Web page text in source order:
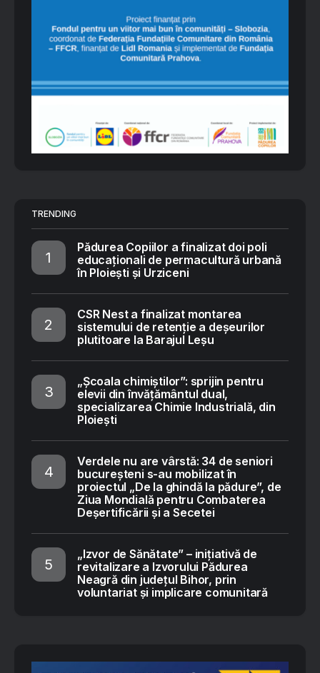
TRENDING
Pădurea Copiilor a finalizat doi poli
educaționali de permacultură urbană
în Ploiești și Urziceni
CSR Nest a finalizat montarea
sistemului de retenție a deșeurilor
plutitoare la Barajul Leșu
„Școala chimiștilor”: sprijin pentru
elevii din învățământul dual,
specializarea Chimie Industrială, din
Ploiești
Verdele nu are vârstă: 34 de seniori
bucureșteni s-au mobilizat în
proiectul „De la ghindă la pădure”, de
Ziua Mondială pentru Combaterea
Deșertificării și a Secetei
„Izvor de Sănătate” – inițiativă de
revitalizare a Izvorului Pădurea
Neagră din județul Bihor, prin
voluntariat și implicare comunitară